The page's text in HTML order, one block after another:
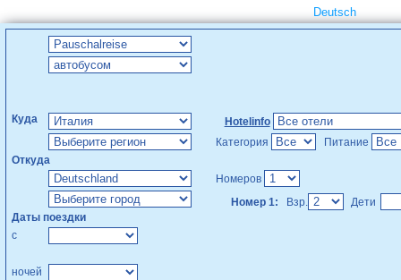
Deutsch
Куда
Hotelinfo
Категория
Питание
Откуда
Номеров
Номер 1:
Взр.
Дети
Даты поездки
с
ночей